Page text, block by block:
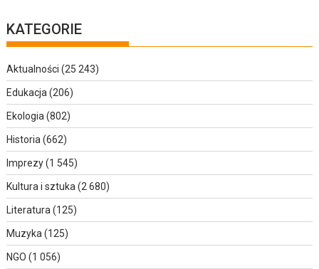
KATEGORIE
Aktualności (25 243)
Edukacja (206)
Ekologia (802)
Historia (662)
Imprezy(1 545)
Kultura i sztuka (2 680)
Literatura (125)
Muzyka (125)
NGO (1 056)